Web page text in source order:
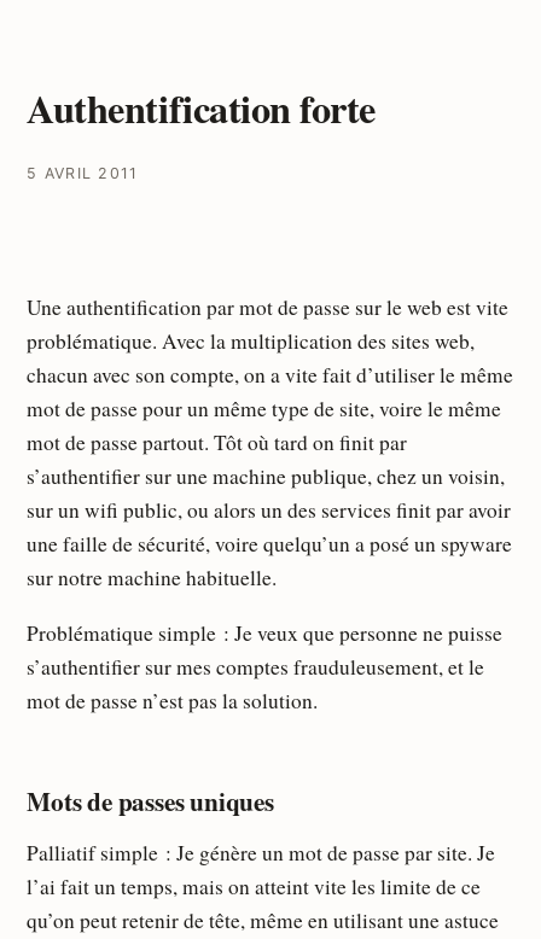
Authentification forte
5 AVRIL 2011
Une authentification par mot de passe sur le web est vite
problématique. Avec la multiplication des sites web,
chacun avec son compte, on a vite fait d’utiliser le même
mot de passe pour un même type de site, voire le même
mot de passe partout. Tôt où tard on finit par
s’authentifier sur une machine publique, chez un voisin,
sur un wifi public, ou alors un des services finit par avoir
une faille de sécurité, voire quelqu’un a posé un spyware
sur notre machine habituelle.
Problématique simple : Je veux que personne ne puisse
s’authentifier sur mes comptes frauduleusement, et le
mot de passe n’est pas la solution.
Mots de passes uniques
Palliatif simple : Je génère un mot de passe par site. Je
l’ai fait un temps, mais on atteint vite les limite de ce
qu’on peut retenir de tête, même en utilisant une astuce